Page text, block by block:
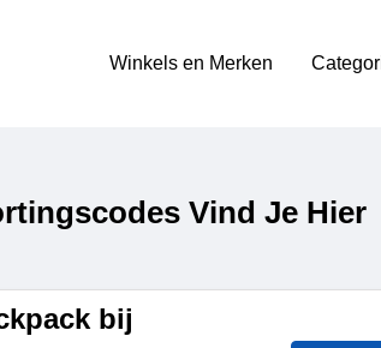
Winkels en Merken
Vind Je Hier
bij